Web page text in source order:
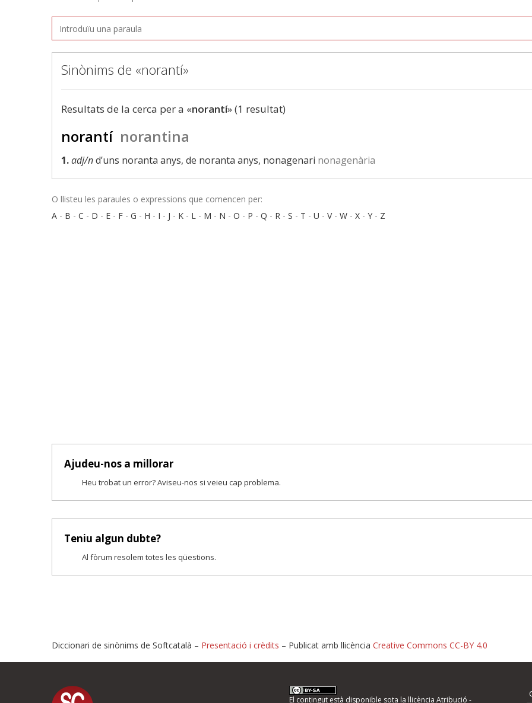
Sinònims de «norantí»
Resultats de la cerca per a «norantí» (1 resultat)
norantí norantina
1.adj/nd’uns noranta anys, de noranta anys, nonagenari nonagenària
O llisteu les paraules o expressions que comencen per:
A - B - C - D - E - F - G - H - I - J - K - L - M - N - O - P - Q - R - S - T - U - V- W - X - Y - Z
Ajudeu-nos a millorar
Heu trobat un error? Aviseu-nos si veieu cap problema.
Teniu algun dubte?
Al fòrum resolem totes les qüestions.
Proposeu-nos millores o informeu d'errors
Diccionari de sinònims de Softcatalà – Presentació i crèdits – Publicat amb llicència Creative Commons CC-BY 4.0
El contingut està disponible sota la llicència Atribució -